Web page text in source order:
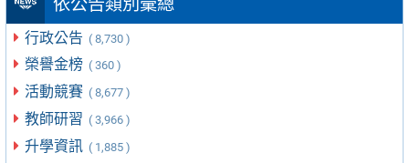
依公告類別彙總
行政公告 ( 8,730 )
榮譽金榜 ( 360 )
活動競賽 ( 8,677 )
教師研習 ( 3,966 )
升學資訊 ( 1,885 )